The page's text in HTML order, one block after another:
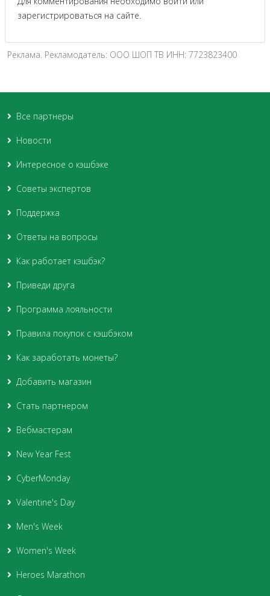
зарегистрироваться на сайте.
Реклама. Рекламодатель: ООО ШОП ТВ ИНН: 7723823400
Все партнеры
Новости
Интересное о кэшбэке
Советы экспертов
Поддержка
Ответы на вопросы
Как работает кэшбэк?
Приведи друга
Программа лояльности
Правила покупок с кэшбэком
Как заработать монеты?
Добавить магазин
Стать партнером
Вебмастерам
New Year Fest
CyberMonday
Valentine's Day
Men's Week
Women's Week
Heroes Marathon